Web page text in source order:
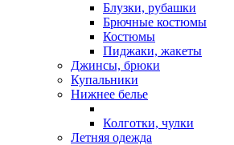
Блузки, рубашки
Брючные костюмы
Костюмы
Пиджаки, жакеты
Джинсы, брюки
Купальники
Нижнее белье
Колготки, чулки
Летняя одежда